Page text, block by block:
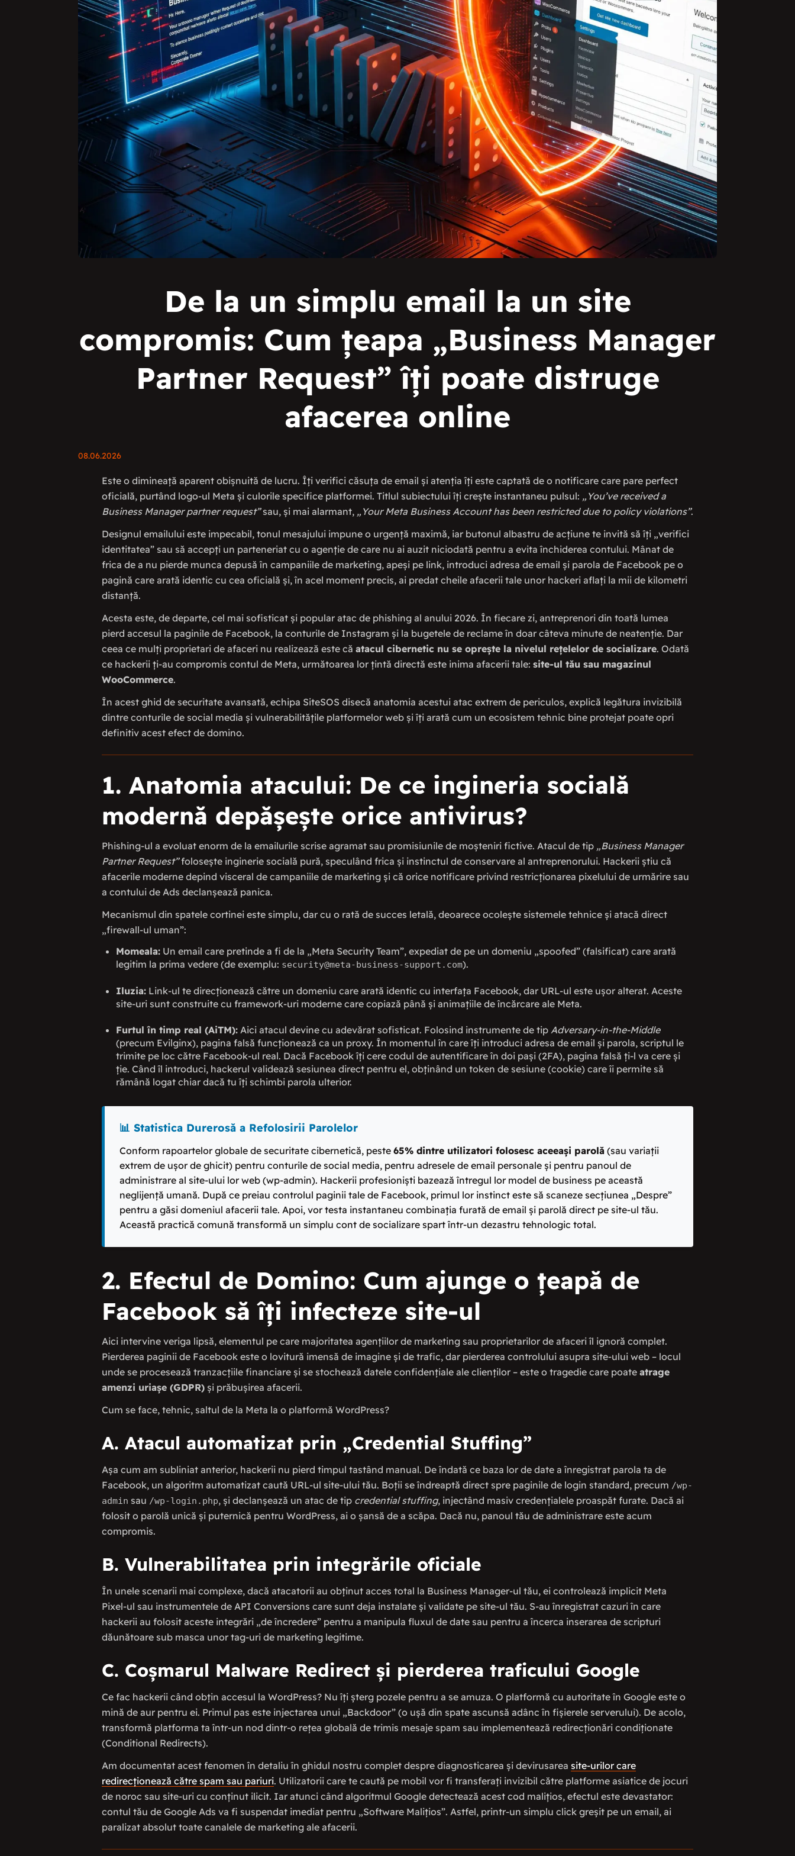
De la un simplu email la un site
compromis: Cum țeapa „Business Manager
Partner Request” îți poate distruge
afacerea online
08.06.2026
Este o dimineață aparent obișnuită de lucru. Îți verifici căsuța de email și atenția îți este captată de o notificare care pare perfect
oficială, purtând logo-ul Meta și culorile specifice platformei. Titlul subiectului îți crește instantaneu pulsul: „You’ve received a
Business Manager partner request”sau, și mai alarmant, „Your Meta Business Account has been restricted due to policy violations”.
Designul emailului este impecabil, tonul mesajului impune o urgență maximă, iar butonul albastru de acțiune te invită să îți „verifici
identitatea” sau să accepți un parteneriat cu o agenție de care nu ai auzit niciodată pentru a evita închiderea contului. Mânat de
frica de a nu pierde munca depusă în campaniile de marketing, apeși pe link, introduci adresa de email și parola de Facebook pe o
pagină care arată identic cu cea oficială și, în acel moment precis, ai predat cheile afacerii tale unor hackeri aflați la mii de kilometri
distanță.
Acesta este, de departe, cel mai sofisticat și popular atac de phishing al anului 2026. În fiecare zi, antreprenori din toată lumea
pierd accesul la paginile de Facebook, la conturile de Instagram și la bugetele de reclame în doar câteva minute de neatenție. Dar
ceea ce mulți proprietari de afaceri nu realizează este că atacul cibernetic nu se oprește la nivelul rețelelor de socializare. Odată
ce hackerii ți-au compromis contul de Meta, următoarea lor țintă directă este inima afacerii tale: site-ul tău sau magazinul
WooCommerce.
În acest ghid de securitate avansată, echipa SiteSOS disecă anatomia acestui atac extrem de periculos, explică legătura invizibilă
dintre conturile de social media și vulnerabilitățile platformelor web și îți arată cum un ecosistem tehnic bine protejat poate opri
definitiv acest efect de domino.
1. Anatomia atacului: De ce ingineria socială
modernă depășește orice antivirus?
Phishing-ul a evoluat enorm de la emailurile scrise agramat sau promisiunile de moșteniri fictive. Atacul de tip „Business Manager
Partner Request”folosește inginerie socială pură, speculând frica și instinctul de conservare al antreprenorului. Hackerii știu că
afacerile moderne depind visceral de campaniile de marketing și că orice notificare privind restricționarea pixelului de urmărire sau
a contului de Ads declanșează panica.
Mecanismul din spatele cortinei este simplu, dar cu o rată de succes letală, deoarece ocolește sistemele tehnice și atacă direct
„firewall-ul uman”:
Momeala: Un email care pretinde a fi de la „Meta Security Team”, expediat de pe un domeniu „spoofed” (falsificat) care arată
legitim la prima vedere (de exemplu: security@meta-business-support.com).
Iluzia: Link-ul te direcționează către un domeniu care arată identic cu interfața Facebook, dar URL-ul este ușor alterat. Aceste
site-uri sunt construite cu framework-uri moderne care copiază până și animațiile de încărcare ale Meta.
Furtul în timp real (AiTM): Aici atacul devine cu adevărat sofisticat. Folosind instrumente de tip Adversary-in-the-Middle
(precum Evilginx), pagina falsă funcționează ca un proxy. În momentul în care îți introduci adresa de email și parola, scriptul le
trimite pe loc către Facebook-ul real. Dacă Facebook îți cere codul de autentificare în doi pași (2FA), pagina falsă ți-l va cere și
ție. Când îl introduci, hackerul validează sesiunea direct pentru el, obținând un token de sesiune (cookie) care îi permite să
rămână logat chiar dacă tu îți schimbi parola ulterior.
📊 Statistica Durerosă a Refolosirii Parolelor
Conform rapoartelor globale de securitate cibernetică, peste 65% dintre utilizatori folosesc aceeași parolă (sau variații
extrem de ușor de ghicit) pentru conturile de social media, pentru adresele de email personale și pentru panoul de
administrare al site-ului lor web (wp-admin). Hackerii profesioniști bazează întregul lor model de business pe această
neglijență umană. După ce preiau controlul paginii tale de Facebook, primul lor instinct este să scaneze secțiunea „Despre”
pentru a găsi domeniul afacerii tale. Apoi, vor testa instantaneu combinația furată de email și parolă direct pe site-ul tău.
Această practică comună transformă un simplu cont de socializare spart într-un dezastru tehnologic total.
2. Efectul de Domino: Cum ajunge o țeapă de
Facebook să îți infecteze site-ul
Aici intervine veriga lipsă, elementul pe care majoritatea agențiilor de marketing sau proprietarilor de afaceri îl ignoră complet.
Pierderea paginii de Facebook este o lovitură imensă de imagine și de trafic, dar pierderea controlului asupra site-ului web – locul
unde se procesează tranzacțiile financiare și se stochează datele confidențiale ale clienților – este o tragedie care poate atrage
amenzi uriașe (GDPR) și prăbușirea afacerii.
Cum se face, tehnic, saltul de la Meta la o platformă WordPress?
A. Atacul automatizat prin „Credential Stuffing”
Așa cum am subliniat anterior, hackerii nu pierd timpul tastând manual. De îndată ce baza lor de date a înregistrat parola ta de
Facebook, un algoritm automatizat caută URL-ul site-ului tău. Boții se îndreaptă direct spre paginile de login standard, precum /wp-
admin sau /wp-login.php, și declanșează un atac de tip credential stuffing, injectând masiv credențialele proaspăt furate. Dacă ai
folosit o parolă unică și puternică pentru WordPress, ai o șansă de a scăpa. Dacă nu, panoul tău de administrare este acum
compromis.
B. Vulnerabilitatea prin integrările oficiale
În unele scenarii mai complexe, dacă atacatorii au obținut acces total la Business Manager-ul tău, ei controlează implicit Meta
Pixel-ul sau instrumentele de API Conversions care sunt deja instalate și validate pe site-ul tău. S-au înregistrat cazuri în care
hackerii au folosit aceste integrări „de încredere” pentru a manipula fluxul de date sau pentru a încerca inserarea de scripturi
dăunătoare sub masca unor tag-uri de marketing legitime.
C. Coșmarul Malware Redirect și pierderea traficului Google
Ce fac hackerii când obțin accesul la WordPress? Nu îți șterg pozele pentru a se amuza. O platformă cu autoritate în Google este o
mină de aur pentru ei. Primul pas este injectarea unui „Backdoor” (o ușă din spate ascunsă adânc în fișierele serverului). De acolo,
transformă platforma ta într-un nod dintr-o rețea globală de trimis mesaje spam sau implementează redirecționări condiționate
(Conditional Redirects).
Am documentat acest fenomen în detaliu în ghidul nostru complet despre diagnosticarea și devirusarea site-urilor care
redirecționează către spam sau pariuri. Utilizatorii care te caută pe mobil vor fi transferați invizibil către platforme asiatice de jocuri
de noroc sau site-uri cu conținut ilicit. Iar atunci când algoritmul Google detectează acest cod malițios, efectul este devastator:
contul tău de Google Ads va fi suspendat imediat pentru „Software Malițios”. Astfel, printr-un simplu click greșit pe un email, ai
paralizat absolut toate canalele de marketing ale afacerii.